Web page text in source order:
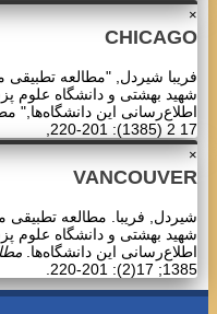
×
CHICAGO
فریبا شیردل, "مطالعه
شهید بهشتی و دانشگاه علوم
اطلاع‌رسانی این دانشگاه‌ها,"
17 2 (1385): 201-220,
×
VANCOUVER
شیردل, فریبا. مطالعه
شهید بهشتی و دانشگاه علوم
اطلاع‌رسانی این دانشگاه‌ها.
1385; 17(2): 201-220.